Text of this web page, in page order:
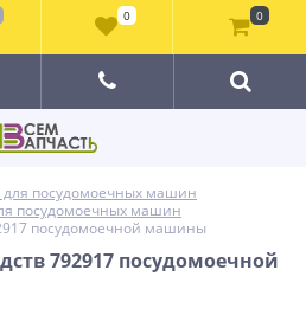
для посудомоечных машин
посудомоечных машин
посудомоечной машины
792917 посудомоечной
0 0